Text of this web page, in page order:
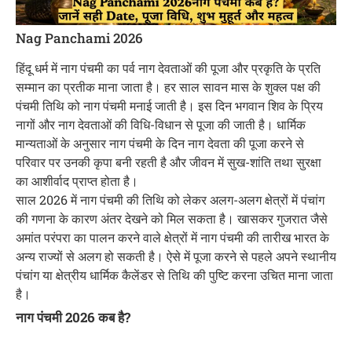
Nag Panchami 2026
हिंदू धर्म में नाग पंचमी का पर्व नाग देवताओं की पूजा और प्रकृति के प्रति
सम्मान का प्रतीक माना जाता है। हर साल सावन मास के शुक्ल पक्ष की
पंचमी तिथि को नाग पंचमी मनाई जाती है। इस दिन भगवान शिव के प्रिय
नागों और नाग देवताओं की विधि-विधान से पूजा की जाती है। धार्मिक
मान्यताओं के अनुसार नाग पंचमी के दिन नाग देवता की पूजा करने से
परिवार पर उनकी कृपा बनी रहती है और जीवन में सुख-शांति तथा सुरक्षा
का आशीर्वाद प्राप्त होता है।
साल 2026 में नाग पंचमी की तिथि को लेकर अलग-अलग क्षेत्रों में पंचांग
की गणना के कारण अंतर देखने को मिल सकता है। खासकर गुजरात जैसे
अमांत परंपरा का पालन करने वाले क्षेत्रों में नाग पंचमी की तारीख भारत के
अन्य राज्यों से अलग हो सकती है। ऐसे में पूजा करने से पहले अपने स्थानीय
पंचांग या क्षेत्रीय धार्मिक कैलेंडर से तिथि की पुष्टि करना उचित माना जाता
है।
नाग पंचमी 2026 कब है?